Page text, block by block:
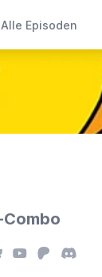
Alle Episoden
YouTube
PatreonDiscord